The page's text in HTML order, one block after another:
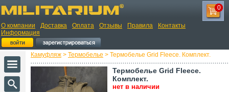
О компании Доставка Оплата Отзывы Правила
Контакты
Информация
0
Камуфляж > Термобелье > Термобелье Grid Fleece. Комплект.
Термобелье Grid Fleece.
Комплект.
нет в наличии